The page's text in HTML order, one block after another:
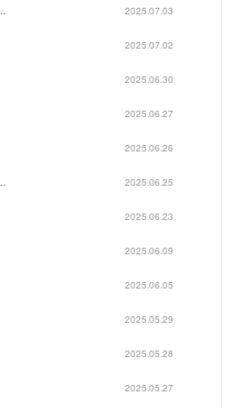
2025.07.03
2025.07.02
2025.06.30
2025.06.27
2025.06.26
2025.06.25
2025.06.23
2025.06.09
2025.06.05
2025.05.29
2025.05.28
2025.05.27